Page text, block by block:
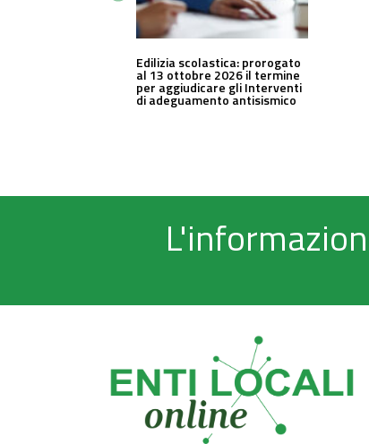
Edilizia scolastica: prorogato
al 13 ottobre 2026 il termine
per aggiudicare gli Interventi
di adeguamento antisismico